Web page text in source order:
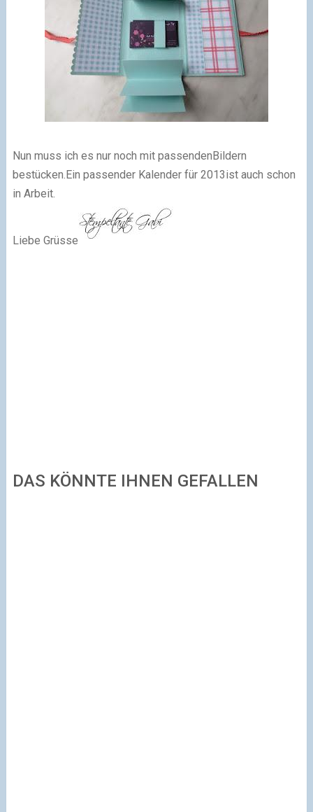
Nun muss ich es nur noch mit passendenBildern
bestücken.Ein passender Kalender für 2013ist auch schon
in Arbeit.
Liebe Grüsse
DAS KÖNNTE IHNEN GEFALLEN